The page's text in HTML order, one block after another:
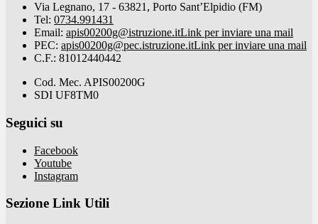
Via Legnano, 17 - 63821, Porto Sant’Elpidio (FM)
Tel: 0734.991431
Email: apis00200g@istruzione.itLink per inviare una mail
PEC: apis00200g@pec.istruzione.itLink per inviare una mail
C.F.: 81012440442
Cod. Mec. APIS00200G
SDI UF8TM0
Seguici su
Facebook
Youtube
Instagram
Sezione Link Utili